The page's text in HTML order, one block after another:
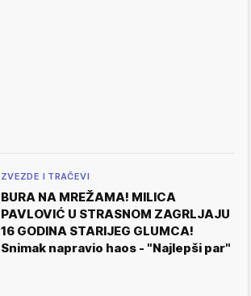
ZVEZDE I TRAČEVI
BURA NA MREŽAMA! MILICA
PAVLOVIĆ U STRASNOM ZAGRLJAJU
16 GODINA STARIJEG GLUMCA!
Snimak napravio haos - "Najlepši par"